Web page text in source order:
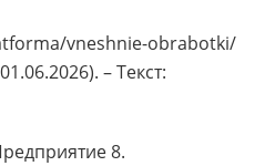
vneshnie-obrabotki/
– Текст:
8.